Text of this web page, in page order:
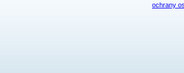
ochrany